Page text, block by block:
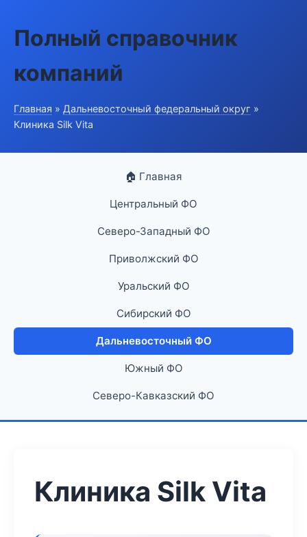
Полный справочник
компаний
Главная » Дальневосточный федеральный округ »
Клиника Silk Vita
🏠 Главная
Центральный ФО
Северо-Западный ФО
Приволжский ФО
Уральский ФО
Сибирский ФО
Дальневосточный ФО
Южный ФО
Северо-Кавказский ФО
Клиника Silk Vita